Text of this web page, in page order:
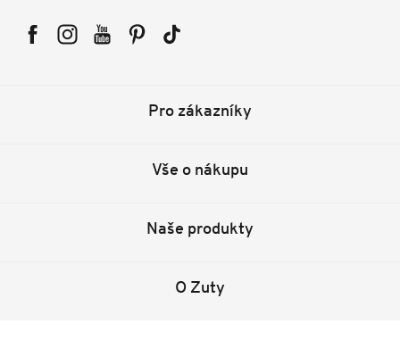
Pro zákazníky
Vše o nákupu
Naše produkty
O Zuty